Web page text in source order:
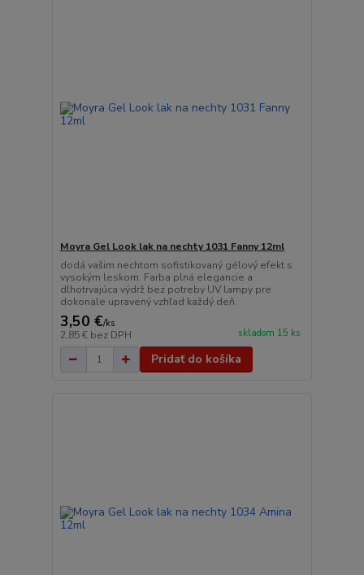
Moyra Gel Look lak na nechty 1031 Fanny 12ml
dodá vašim nechtom sofistikovaný gélový efekt s
vysokým leskom. Farba plná elegancie a
dlhotrvajúca výdrž bez potreby UV lampy pre
dokonale upravený vzhľad každý deň.
3,50 €/ks
2,85 € bez DPH skladom 15 ks
Pridať do košíka